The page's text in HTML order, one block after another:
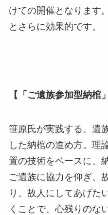
けての開催となります
とさらに効果的です。
【「ご遺族参加型納棺
笹原氏が実践する、遺
した納棺の進め方。理
置の技術をベースに、
ご遺族に協力を仰ぎ、
り、故人にしてあげた
くことで、心残りのな